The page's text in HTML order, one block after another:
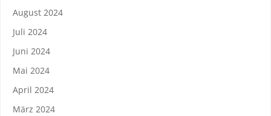
August 2024
Juli 2024
Juni 2024
Mai 2024
April 2024
März 2024